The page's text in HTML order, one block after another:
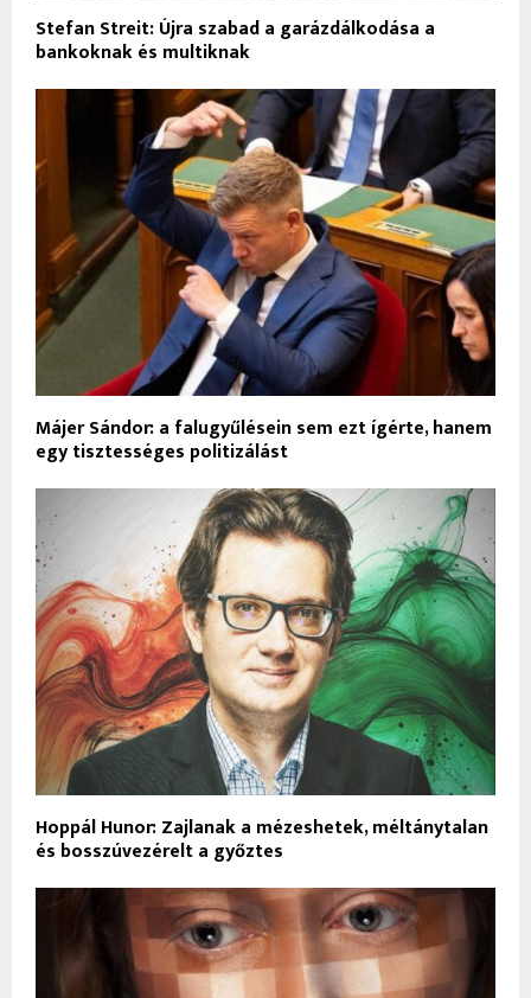
Stefan Streit: Újra szabad a garázdálkodása a
bankoknak és multiknak
Májer Sándor: a falugyűlésein sem ezt ígérte, hanem
egy tisztességes politizálást
Hoppál Hunor: Zajlanak a mézeshetek, méltánytalan
és bosszúvezérelt a győztes